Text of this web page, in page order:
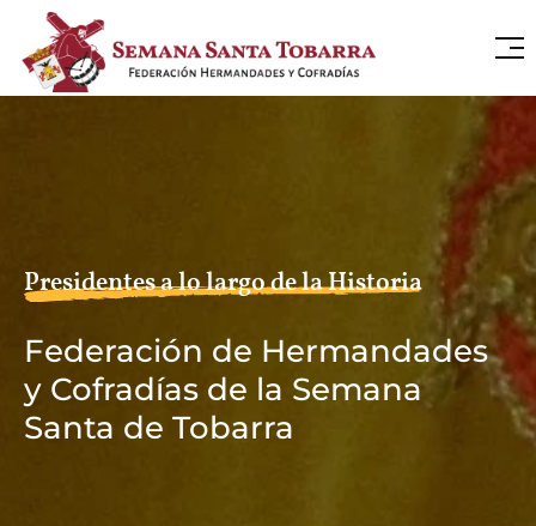
Presidentes a lo largo de la Historia
Federación de Hermandades
y Cofradías de la Semana
Santa de Tobarra